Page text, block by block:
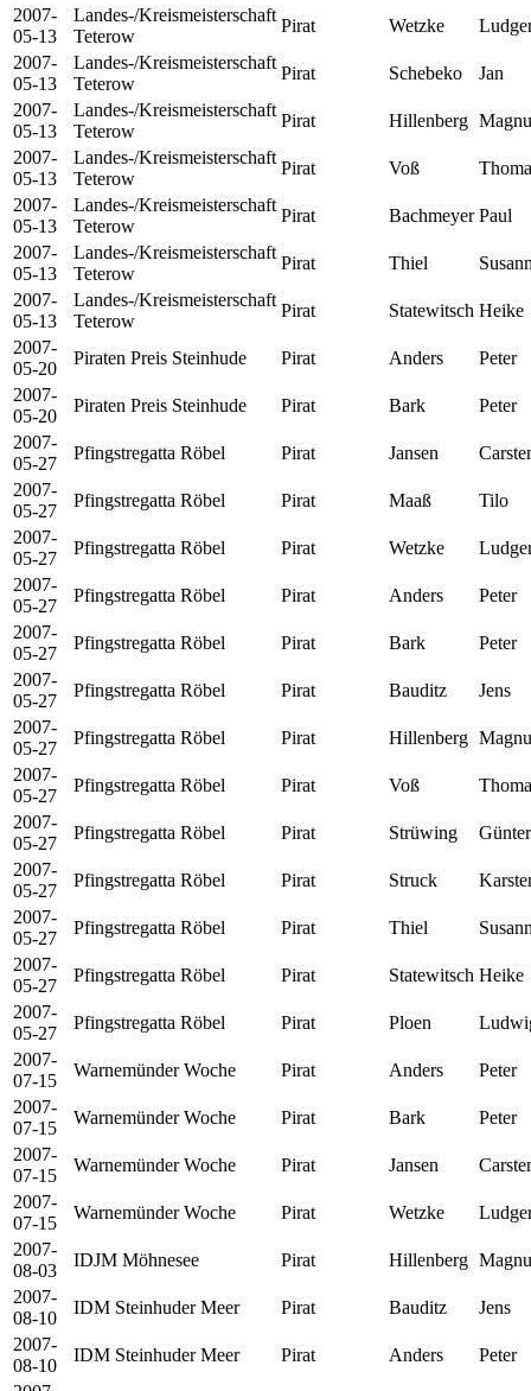
2007-
05-13
Landes-/Kreismeisterschaft
Teterow
Pirat Wetzke
2007-
05-13
Landes-/Kreismeisterschaft
Teterow
Pirat Schebeko
Jan
2007-
05-13
Landes-/Kreismeisterschaft
Teterow
Pirat Hillenberg
2007-
05-13
Landes-/Kreismeisterschaft
Teterow
Pirat Voß
2007-
05-13
Landes-/Kreismeisterschaft
Teterow
Pirat Bachmeyer Paul
2007-
05-13
Landes-/Kreismeisterschaft
Teterow
Pirat Thiel
2007-
05-13
Landes-/Kreismeisterschaft
Teterow
Pirat Statewitsch Heike
2007-
05-20
Piraten Preis Steinhude Pirat Anders
Peter
2007-
05-20
Piraten Preis Steinhude Pirat Bark
Peter
2007-
05-27
Pfingstregatta Röbel Pirat Jansen
2007-
05-27
Pfingstregatta Röbel Pirat Maaß
Tilo
2007-
05-27
Pfingstregatta Röbel Pirat Wetzke
2007-
05-27
Pfingstregatta Röbel Pirat Anders
Peter
2007-
05-27
Pfingstregatta Röbel Pirat Bark
Peter
2007-
05-27
Pfingstregatta Röbel Pirat Bauditz
Jens
2007-
05-27
Pfingstregatta Röbel Pirat Hillenberg
2007-
05-27
Pfingstregatta Röbel Pirat Voß
2007-
05-27
Pfingstregatta Röbel Pirat Strüwing
Günter
2007-
05-27
Pfingstregatta Röbel Pirat Struck
2007-
05-27
Pfingstregatta Röbel Pirat Thiel
2007-
05-27
Pfingstregatta Röbel Pirat Statewitsch Heike
2007-
05-27
Pfingstregatta Röbel Pirat Ploen
2007-
07-15
Warnemünder Woche Pirat Anders
Peter
2007-
07-15
Warnemünder Woche Pirat Bark
Peter
2007-
07-15
Warnemünder Woche Pirat Jansen
2007-
07-15
Warnemünder Woche Pirat Wetzke
2007-
08-03
IDJM Möhnesee Pirat Hillenberg
2007-
08-10
IDM Steinhuder Meer Pirat Bauditz
Jens
2007-
08-10
IDM Steinhuder Meer Pirat Anders
Peter